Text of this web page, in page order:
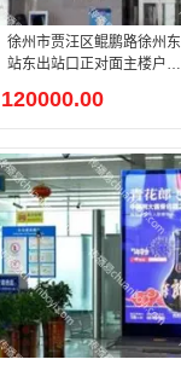
徐州市贾汪区鲲鹏路徐州东
站东出站口正对面主楼户外
120000.00